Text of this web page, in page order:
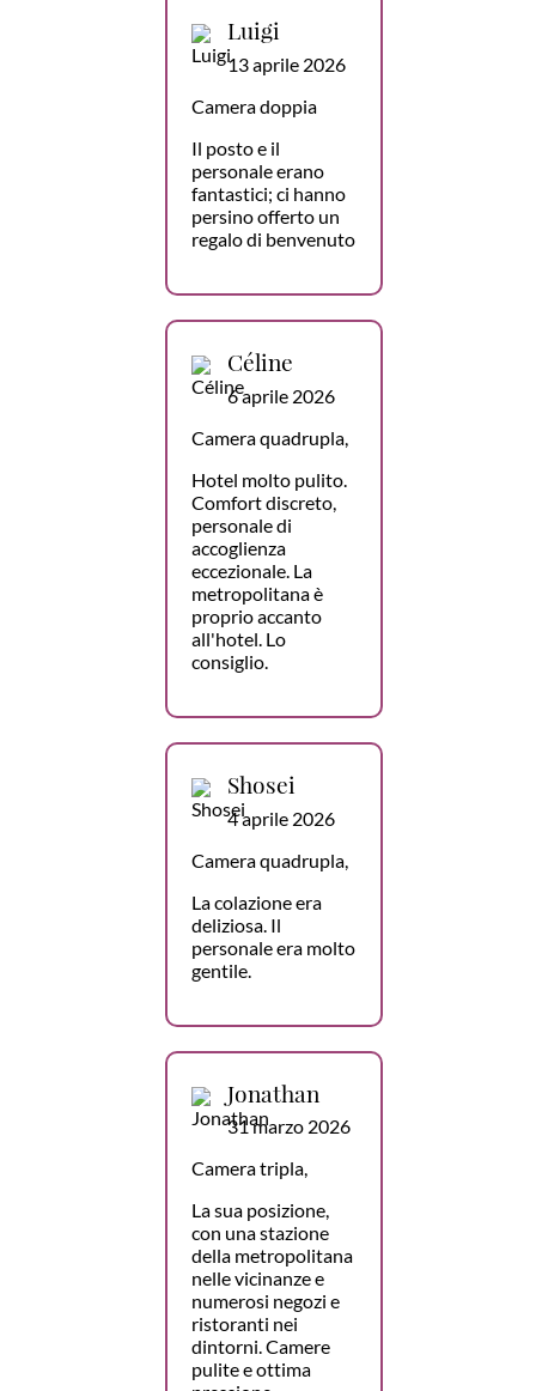
Luigi
13 aprile 2026
Camera doppia
Il posto e il
personale erano
fantastici; ci hanno
persino offerto un
regalo di benvenuto
Céline
6 aprile 2026
Camera quadrupla,
Hotel molto pulito.
Comfort discreto,
personale di
accoglienza
eccezionale. La
metropolitana è
proprio accanto
all'hotel. Lo
consiglio.
Shosei
4 aprile 2026
Camera quadrupla,
La colazione era
deliziosa. Il
personale era molto
gentile.
Jonathan
31 marzo 2026
Camera tripla,
La sua posizione,
con una stazione
della metropolitana
nelle vicinanze e
numerosi negozi e
ristoranti nei
dintorni. Camere
pulite e ottima